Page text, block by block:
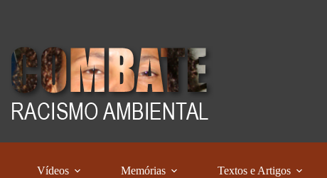
Vídeos Memórias Textos e Artigos